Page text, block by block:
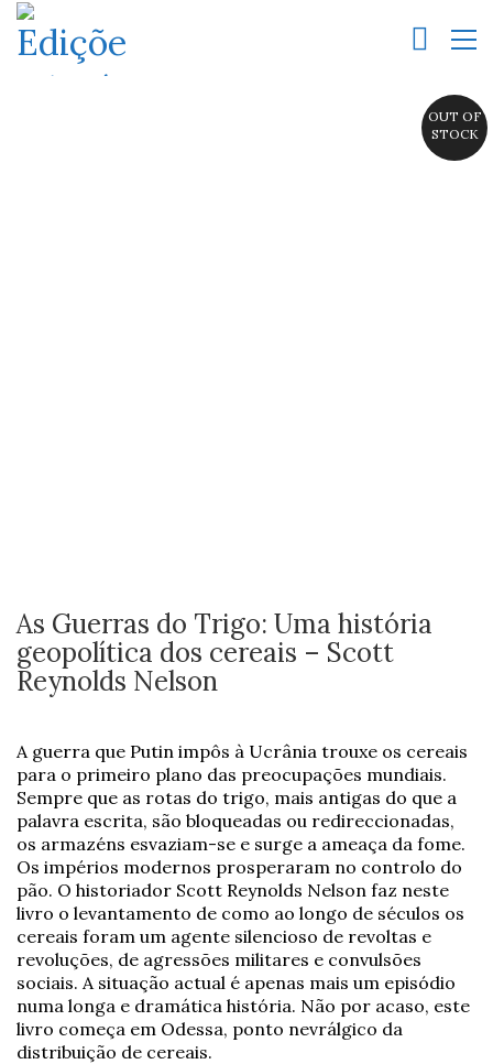
OUT OF
STOCK
As Guerras do Trigo: Uma história
geopolítica dos cereais – Scott
Reynolds Nelson
A guerra que Putin impôs à Ucrânia trouxe os cereais
para o primeiro plano das preocupações mundiais.
Sempre que as rotas do trigo, mais antigas do que a
palavra escrita, são bloqueadas ou redireccionadas,
os armazéns esvaziam-se e surge a ameaça da fome.
Os impérios modernos prosperaram no controlo do
pão. O historiador Scott Reynolds Nelson faz neste
livro o levantamento de como ao longo de séculos os
cereais foram um agente silencioso de revoltas e
revoluções, de agressões militares e convulsões
sociais. A situação actual é apenas mais um episódio
numa longa e dramática história. Não por acaso, este
livro começa em Odessa, ponto nevrálgico da
distribuição de cereais.